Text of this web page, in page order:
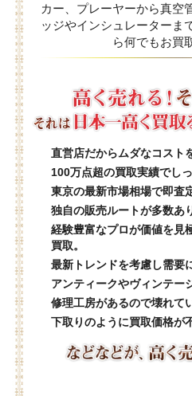
カー、プレーヤーから真空
ッジやインシュレーターま
ら何でもお買
直営店だからムダなコスト
100万点超の買取実績でし
東京の最新市場相場で即査
独自の販売ルートが多数あ
経験豊富なプロが価値を見
買取。
最新トレンドを考慮し需要
アンティークやヴィンテー
修理工房があるので壊れて
下取りのように買取価格が